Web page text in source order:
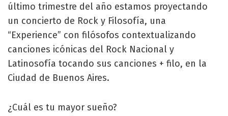
último trimestre del año estamos proyectando
un concierto de Rock y Filosofía, una
“Experience” con filósofos contextualizando
canciones icónicas del Rock Nacional y
Latinosofía tocando sus canciones + filo, en la
Ciudad de Buenos Aires.
¿Cuál es tu mayor sueño?